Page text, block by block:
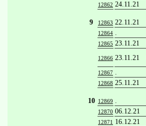
12862 24.11.21
9 12863 22.11.21
12864 .
12865 23.11.21
12866 23.11.21
12867 .
12868 25.11.21
10 12869 .
12870 06.12.21
12871 16.12.21